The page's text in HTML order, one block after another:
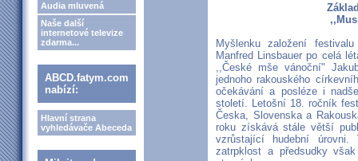
Audia mluvená
Naše další
internetové televize
zdarma...
ABCD.fatym.com
nabízí:
Hlavní strana
vyhledávače Abeceda
Myšlenku založení
Manfred Linsbauer po celá
,,České mše vánoční"
jednoho rakouského
očekávání a posléze i
století. Letošní 18. ročník
Česka, Slovenska a
roku získává stále větší
vzrůstající hudební
zatrpklost a předsudky